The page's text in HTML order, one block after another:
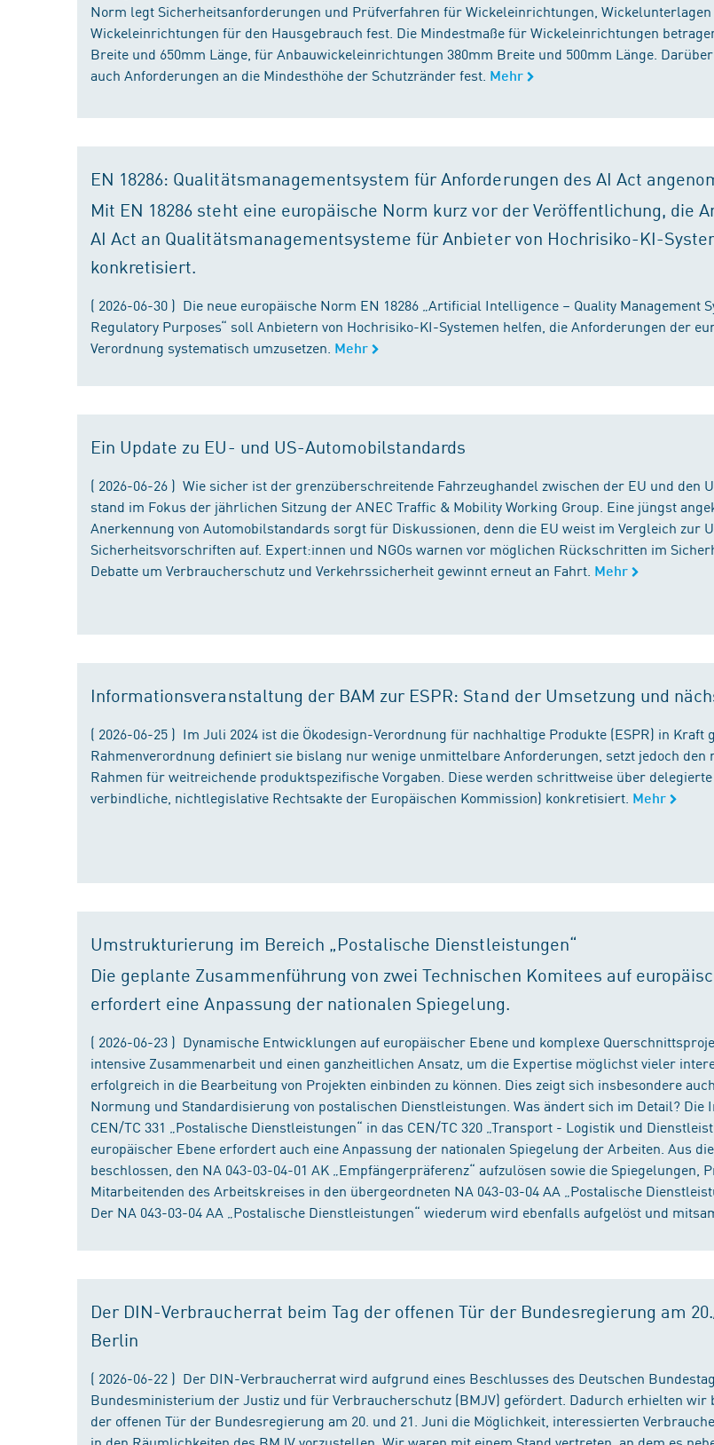
Norm legt Sicherheitsanforderungen und Prüfverfahren für Wickeleinrichtungen, Wickelunterlagen
Wickeleinrichtungen für den Hausgebrauch fest. Die Mindestmaße für Wickeleinrichtungen
Breite und 650mm Länge, für Anbauwickeleinrichtungen 380mm Breite und 500mm Länge.
auch Anforderungen an die Mindesthöhe der Schutzränder fest. Mehr
EN 18286: Qualitätsmanagementsystem für Anforderungen des AI Act
Mit EN 18286 steht eine europäische Norm kurz vor der Veröffentlichung, die
AI Act an Qualitätsmanagementsysteme für Anbieter von Hochrisiko-KI-
konkretisiert.
( 2026-06-30 ) Die neue europäische Norm EN 18286 „Artificial Intelligence – Quality Management
Regulatory Purposes“ soll Anbietern von Hochrisiko-KI-Systemen helfen, die Anforderungen der
Verordnung systematisch umzusetzen. Mehr
Ein Update zu EU- und US-Automobilstandards
( 2026-06-26 ) Wie sicher ist der grenzüberschreitende Fahrzeughandel zwischen der EU und den
stand im Fokus der jährlichen Sitzung der ANEC Traffic & Mobility Working Group. Eine jüngst
Anerkennung von Automobilstandards sorgt für Diskussionen, denn die EU weist im Vergleich zur
Sicherheitsvorschriften auf. Expert:innen und NGOs warnen vor möglichen Rückschritten im
Debatte um Verbraucherschutz und Verkehrssicherheit gewinnt erneut an Fahrt. Mehr
Informationsveranstaltung der BAM zur ESPR: Stand der Umsetzung und
( 2026-06-25 ) Im Juli 2024 ist die Ökodesign-Verordnung für nachhaltige Produkte (ESPR) in Kraft
Rahmenverordnung definiert sie bislang nur wenige unmittelbare Anforderungen, setzt jedoch den
Rahmen für weitreichende produktspezifische Vorgaben. Diese werden schrittweise über
verbindliche, nichtlegislative Rechtsakte der Europäischen Kommission) konkretisiert. Mehr
Umstrukturierung im Bereich „Postalische Dienstleistungen“
Die geplante Zusammenführung von zwei Technischen Komitees auf
erfordert eine Anpassung der nationalen Spiegelung.
( 2026-06-23 ) Dynamische Entwicklungen auf europäischer Ebene und komplexe
intensive Zusammenarbeit und einen ganzheitlichen Ansatz, um die Expertise möglichst vieler
erfolgreich in die Bearbeitung von Projekten einbinden zu können. Dies zeigt sich insbesondere
Normung und Standardisierung von postalischen Dienstleistungen. Was ändert sich im Detail? Die
CEN/TC 331 „Postalische Dienstleistungen“ in das CEN/TC 320 „Transport - Logistik und
europäischer Ebene erfordert auch eine Anpassung der nationalen Spiegelung der Arbeiten. Aus
beschlossen, den NA 043-03-04-01 AK „Empfängerpräferenz“ aufzulösen sowie die Spiegelungen,
Mitarbeitenden des Arbeitskreises in den übergeordneten NA 043-03-04 AA „Postalische
Der NA 043-03-04 AA „Postalische Dienstleistungen“ wiederum wird ebenfalls aufgelöst und
Der DIN-Verbraucherrat beim Tag der offenen Tür der Bundesregierung am
Berlin
( 2026-06-22 ) Der DIN-Verbraucherrat wird aufgrund eines Beschlusses des Deutschen
Bundesministerium der Justiz und für Verbraucherschutz (BMJV) gefördert. Dadurch erhielten wir
der offenen Tür der Bundesregierung am 20. und 21. Juni die Möglichkeit, interessierten